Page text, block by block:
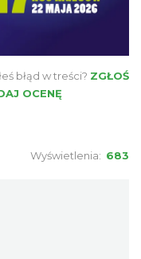
wernisaż
błąd w treści? ZGŁOŚ
OCENĘ
Wyświetlenia: 683